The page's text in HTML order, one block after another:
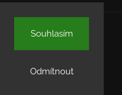
Odmítnout
Souhlasím